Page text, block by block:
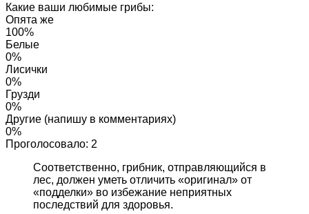
Какие ваши любимые грибы:
Опята же
100%
Белые
0%
Лисички
0%
Грузди
0%
Другие (напишу в комментариях)
0%
Проголосовало: 2
Соответственно, грибник, отправляющийся в
лес, должен уметь отличить «оригинал» от
«подделки» во избежание неприятных
последствий для здоровья.